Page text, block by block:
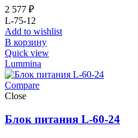
2 577 ₽
L-75-12
Add to wishlist
В корзину
Quick view
Lummina
Compare
Close
Блок питания L-60-24